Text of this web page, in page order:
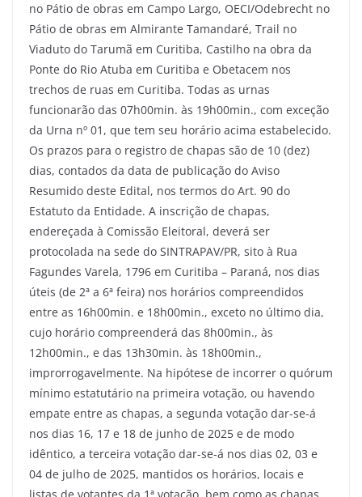
no Pátio de obras em Campo Largo, OECI/Odebrecht no
Pátio de obras em Almirante Tamandaré, Trail no
Viaduto do Tarumã em Curitiba, Castilho na obra da
Ponte do Rio Atuba em Curitiba e Obetacem nos
trechos de ruas em Curitiba. Todas as urnas
funcionarão das 07h00min. às 19h00min., com exceção
da Urna nº 01, que tem seu horário acima estabelecido.
Os prazos para o registro de chapas são de 10 (dez)
dias, contados da data de publicação do Aviso
Resumido deste Edital, nos termos do Art. 90 do
Estatuto da Entidade. A inscrição de chapas,
endereçada à Comissão Eleitoral, deverá ser
protocolada na sede do SINTRAPAV/PR, sito à Rua
Fagundes Varela, 1796 em Curitiba – Paraná, nos dias
úteis (de 2ª a 6ª feira) nos horários compreendidos
entre as 16h00min. e 18h00min., exceto no último dia,
cujo horário compreenderá das 8h00min., às
12h00min., e das 13h30min. às 18h00min.,
improrrogavelmente. Na hipótese de incorrer o quórum
mínimo estatutário na primeira votação, ou havendo
empate entre as chapas, a segunda votação dar-se-á
nos dias 16, 17 e 18 de junho de 2025 e de modo
idêntico, a terceira votação dar-se-á nos dias 02, 03 e
04 de julho de 2025, mantidos os horários, locais e